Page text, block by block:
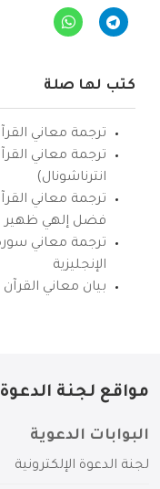
كتب لها صلة
ترجمة معاني
ترجمة معاني
انترناشونال)
ترجمة معاني
فضل إلهي ظهير
ترجمة معاني سورة
الإنجليزية
بيان معاني القرآن
مواقع لجنة الدعوة
البوابات الدعوية
لجنة الدعوة الإلكترونية